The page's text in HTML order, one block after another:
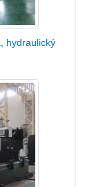
hydraulický